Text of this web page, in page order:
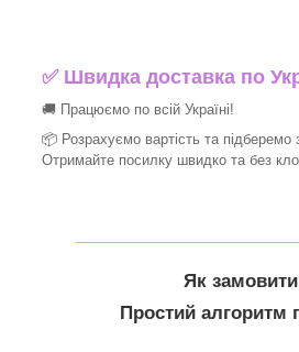
✅Швидка доставка по
🚚 Працюємо по всій Україні!
📦 Розрахуємо вартість та підберемо
Отримайте посилку швидко та без
Як
Простий алгоритм